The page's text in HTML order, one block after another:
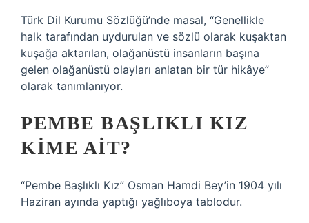
Türk Dil Kurumu Sözlüğü’nde masal, “Genellikle
halk tarafından uydurulan ve sözlü olarak kuşaktan
kuşağa aktarılan, olağanüstü insanların başına
gelen olağanüstü olayları anlatan bir tür hikâye”
olarak tanımlanıyor.
PEMBE BAŞLIKLI KIZ
KIME AIT?
“Pembe Başlıklı Kız” Osman Hamdi Bey’in 1904 yılı
Haziran ayında yaptığı yağlıboya tablodur.